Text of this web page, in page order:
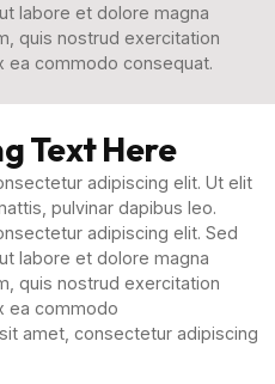
labore et dolore magna
quis nostrud exercitation
ea commodo consequat.
Text Here
adipiscing elit. Ut elit
pulvinar dapibus leo.
adipiscing elit. Sed
labore et dolore magna
quis nostrud exercitation
ea commodo
amet, consectetur adipiscing